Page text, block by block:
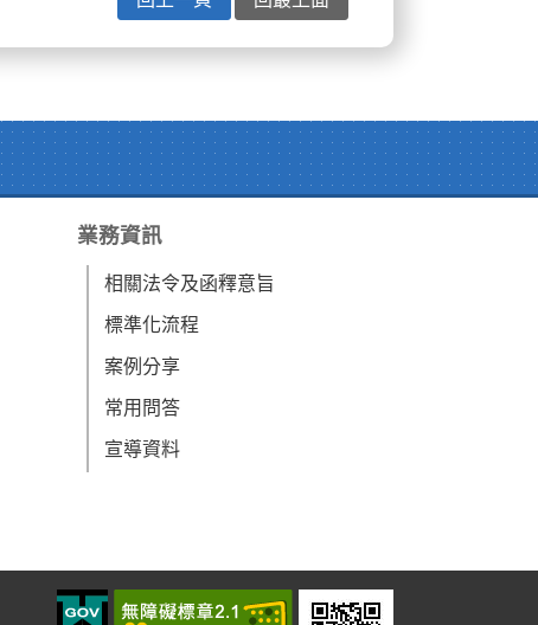
業務資訊
相關法令及函釋意旨
標準化流程
案例分享
常用問答
宣導資料